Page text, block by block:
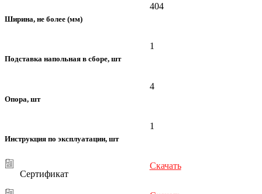
Ширина, не более (мм)
404
Подставка напольная в сборе, шт
1
Опора, шт
4
Инструкция по эксплуатации, шт
1
Сертификат
Скачать